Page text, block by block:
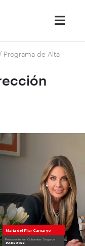
/ Programa de Alta
PADE 2022
María del Pilar Camargo
Presidente en Colsanitas Seguros